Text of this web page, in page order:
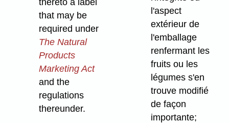
that may be
required under
The Natural
Products
Marketing Act
and the
regulations
thereunder.
l'aspect
extérieur de
l'emballage
renfermant les
fruits ou les
légumes s'en
trouve modifié
de façon
importante;